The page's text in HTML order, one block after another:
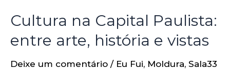
Cultura na Capital Paulista:
entre arte, história e vistas
Deixe um comentário / Eu Fui, Moldura, Sala33